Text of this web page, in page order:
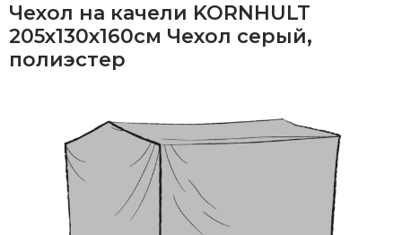
Чехол на качели KORNHULT
205x130x160см Чехол серый,
полиэстер